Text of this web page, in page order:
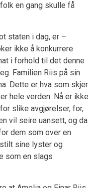
en gang skulle få
staten i dag, er –
ikke å konkurrere
i forhold til det denne
Familien Riis på sin
Dette er hva som skjer
hele verden. Nå er ikke
slike avgjørelser, for,
vil seire uansett, og da
dem som over en
sine lyster og
som en slags